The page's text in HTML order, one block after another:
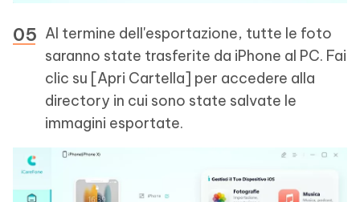
Al termine dell'esportazione, tutte le foto
saranno state trasferite da iPhone al PC. Fai
clic su [Apri Cartella] per accedere alla
directory in cui sono state salvate le
immagini esportate.